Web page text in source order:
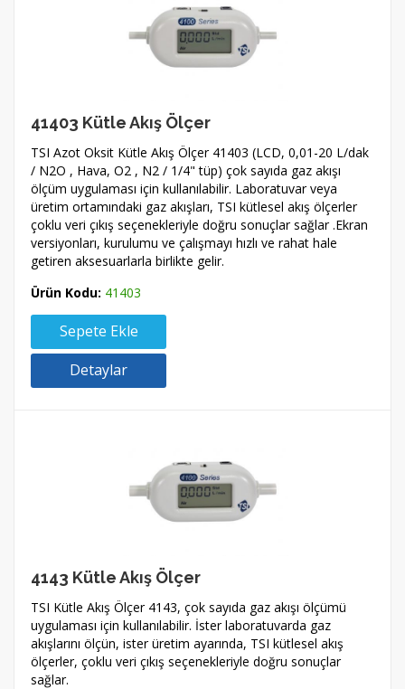
41403 Kütle Akış Ölçer
TSI Azot Oksit Kütle Akış Ölçer 41403 (LCD, 0,01-20 L/dak
/ N2O , Hava, O2 , N2 / 1/4" tüp) çok sayıda gaz akışı
ölçüm uygulaması için kullanılabilir. Laboratuvar veya
üretim ortamındaki gaz akışları, TSI kütlesel akış ölçerler
çoklu veri çıkış seçenekleriyle doğru sonuçlar sağlar .Ekran
versiyonları, kurulumu ve çalışmayı hızlı ve rahat hale
getiren aksesuarlarla birlikte gelir.
Ürün Kodu: 41403
Sepete Ekle
Detaylar
4143 Kütle Akış Ölçer
TSI Kütle Akış Ölçer 4143, çok sayıda gaz akışı ölçümü
uygulaması için kullanılabilir. İster laboratuvarda gaz
akışlarını ölçün, ister üretim ayarında, TSI kütlesel akış
ölçerler, çoklu veri çıkış seçenekleriyle doğru sonuçlar
sağlar.